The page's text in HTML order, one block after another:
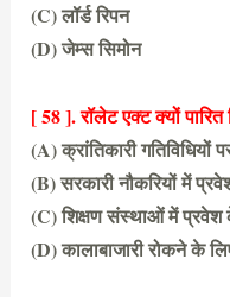
(C) लॉर्ड रिपन
(D) जेम्स सिमोन
[ 58 ]. रॉलेट एक्ट क्यों पारित
(A) क्रांतिकारी
(B) सरकारी नौकरियों में
(C) शिक्षण संस्थाओं में प्रवेश
(D) कालाबाजारी रोकने के